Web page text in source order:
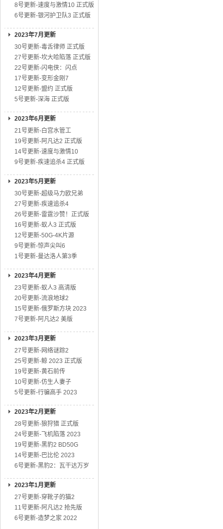
8号更新-速度与激情10 正式版
6号更新-银河护卫队3 正式版
2023年7月更新
30号更新-毒舌律师 正式版
27号更新-坎大哈陷落 正式版
22号更新-闪电侠：闪点
17号更新-变形金刚7
12号更新-盟约 正式版
5号更新-深海 正式版
2023年6月更新
21号更新-白宫水管工
19号更新-阿凡达2 正式版
14号更新-速度与激情10
9号更新-疾速追杀4 正式版
2023年5月更新
30号更新-超级马力欧兄弟
27号更新-疾速追杀4
26号更新-雷霆沙赞！正式版
16号更新-蚁人3 正式版
12号更新-50G-4K片源
9号更新-惊声尖叫6
1号更新-曼达洛人第3季
2023年4月更新
23号更新-蚁人3 高清版
20号更新-流浪地球2
15号更新-俄罗斯方块 2023
7号更新-阿凡达2 美版
2023年3月更新
27号更新-网络谜踪2
25号更新-鲸 2023 正式版
19号更新-黄石前传
10号更新-仿生人妻子
5号更新-行骗高手 2023
2023年2月更新
28号更新-狼狩猎 正式版
24号更新-飞机陷落 2023
19号更新-黑豹2 BD50G
14号更新-巴比伦 2023
6号更新-黑豹2：瓦干达万岁
2023年1月更新
27号更新-穿靴子的猫2
11号更新-阿凡达2 抢先版
6号更新-造梦之家 2022